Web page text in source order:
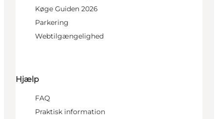
Køge Guiden 2026
Parkering
Webtilgængelighed
Hjælp
FAQ
Praktisk information